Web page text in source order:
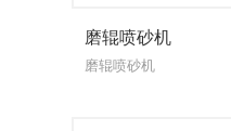
磨辊喷砂机
磨辊喷砂机